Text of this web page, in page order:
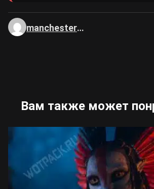
manchester0000
Вам также может